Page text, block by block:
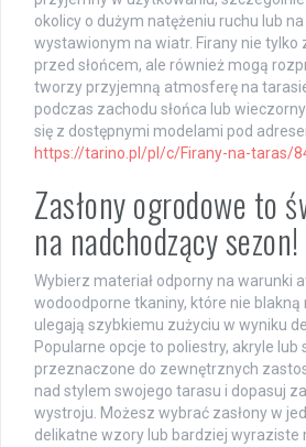
okolicy o dużym natężeniu ruchu lub
wystawionym na wiatr. Firany nie tylko
przed słońcem, ale również mogą
tworzy przyjemną atmosferę na
podczas zachodu słońca lub
się z dostępnymi modelami pod
https://tarino.pl/pl/c/Firany-na-taras/
Zasłony ogrodowe to
na nadchodzący sezon!
Wybierz materiał odporny na warunki
wodoodporne tkaniny, które nie blakną
ulegają szybkiemu zużyciu w wyniku
Popularne opcje to poliestry, akryle lub
przeznaczone do zewnętrznych
nad stylem swojego tarasu i dopasuj
wystroju. Możesz wybrać zasłony w
delikatne wzory lub bardziej wyraziste